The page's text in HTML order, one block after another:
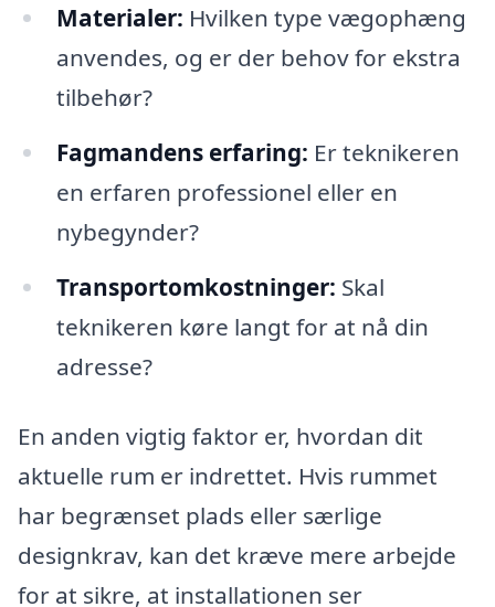
Materialer: Hvilken type vægophæng
anvendes, og er der behov for ekstra
tilbehør?
Fagmandens erfaring: Er teknikeren
en erfaren professionel eller en
nybegynder?
Transportomkostninger: Skal
teknikeren køre langt for at nå din
adresse?
En anden vigtig faktor er, hvordan dit
aktuelle rum er indrettet. Hvis rummet
har begrænset plads eller særlige
designkrav, kan det kræve mere arbejde
for at sikre, at installationen ser